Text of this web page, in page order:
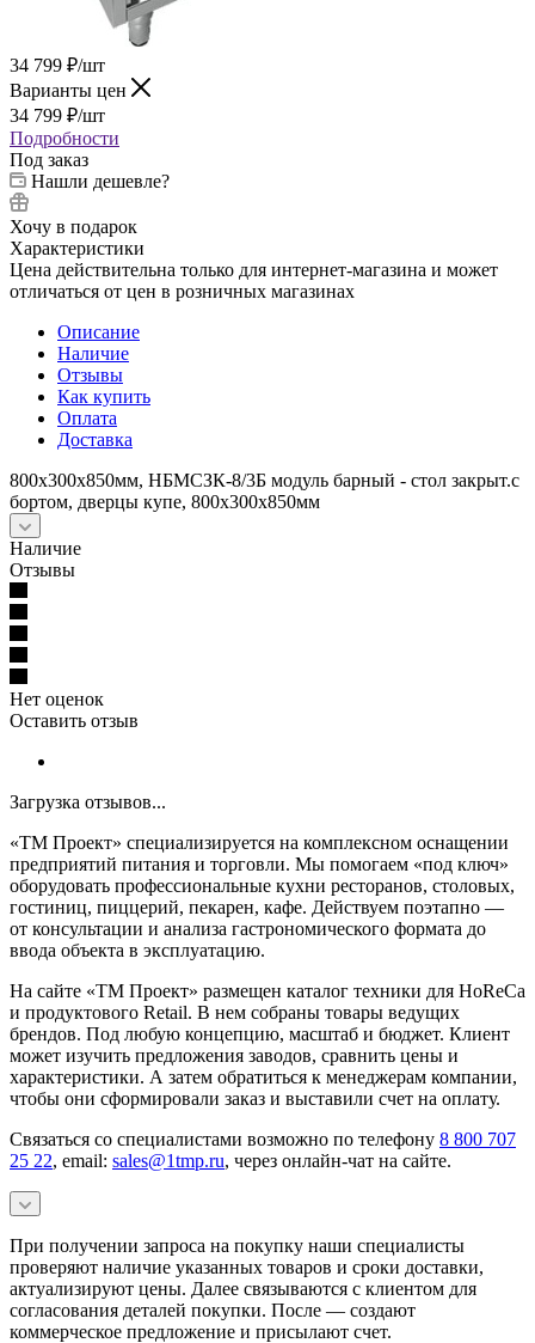
34 799 ₽/шт
Варианты цен
34 799 ₽/шт
Подробности
Под заказ
Нашли дешевле?
Хочу в подарок
Характеристики
Цена действительна только для интернет-магазина и может
отличаться от цен в розничных магазинах
Описание
Наличие
Отзывы
Как купить
Оплата
Доставка
800х300х850мм, НБМСЗК-8/3Б модуль барный - стол закрыт.с
бортом, дверцы купе, 800х300х850мм
Наличие
Отзывы
Нет оценок
Оставить отзыв
Загрузка отзывов...
«ТМ Проект» специализируется на комплексном оснащении
предприятий питания и торговли. Мы помогаем «под ключ»
оборудовать профессиональные кухни ресторанов, столовых,
гостиниц, пиццерий, пекарен, кафе. Действуем поэтапно —
от консультации и анализа гастрономического формата до
ввода объекта в эксплуатацию.
На сайте «ТМ Проект» размещен каталог техники для HoReCa
и продуктового Retail. В нем собраны товары ведущих
брендов. Под любую концепцию, масштаб и бюджет. Клиент
может изучить предложения заводов, сравнить цены и
характеристики. А затем обратиться к менеджерам компании,
чтобы они сформировали заказ и выставили счет на оплату.
Связаться со специалистами возможно по телефону 8 800 707
25 22, email: sales@1tmp.ru, через онлайн-чат на сайте.
При получении запроса на покупку наши специалисты
проверяют наличие указанных товаров и сроки доставки,
актуализируют цены. Далее связываются с клиентом для
согласования деталей покупки. После — создают
коммерческое предложение и присылают счет.